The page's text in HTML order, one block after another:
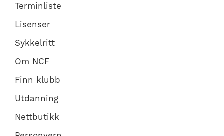
Terminliste
Lisenser
Sykkelritt
Om NCF
Finn klubb
Utdanning
Nettbutikk